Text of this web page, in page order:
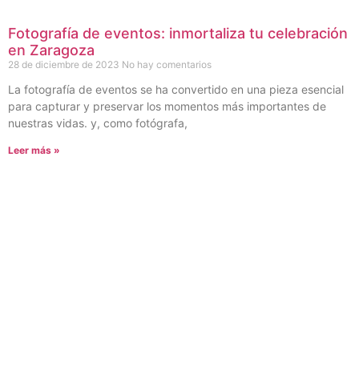
Fotografía de eventos: inmortaliza tu celebración
en Zaragoza
28 de diciembre de 2023 No hay comentarios
La fotografía de eventos se ha convertido en una pieza esencial
para capturar y preservar los momentos más importantes de
nuestras vidas. y, como fotógrafa,
Leer más »